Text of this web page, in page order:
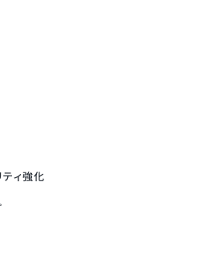
ティ強化